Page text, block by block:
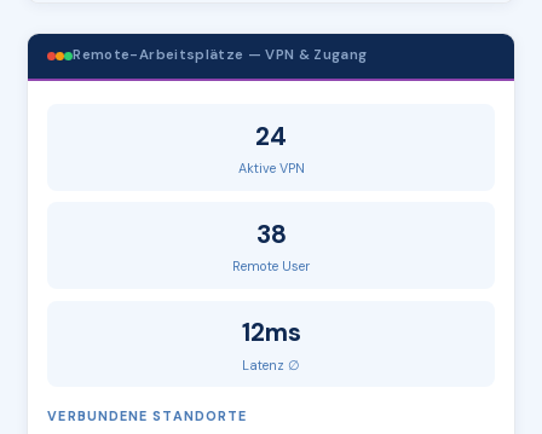
Remote-Arbeitsplätze — VPN & Zugang
24
Aktive VPN
38
Remote User
12ms
Latenz ∅
VERBUNDENE STANDORTE